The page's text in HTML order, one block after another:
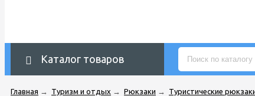
Каталог товаров
Главная → Туризм и отдых → Рюкзаки → Туристические